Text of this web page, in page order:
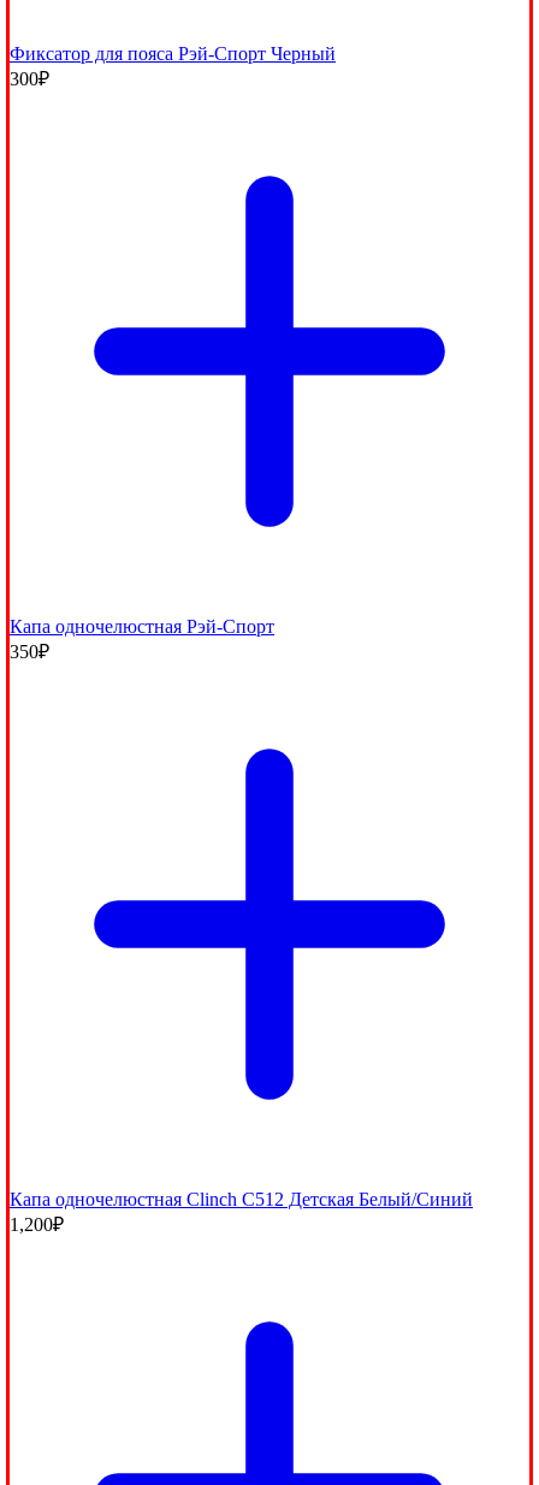
Фиксатор для пояса Рэй-Спорт Черный
300₽
Капа одночелюстная Рэй-Спорт
350₽
Капа одночелюстная Clinch C512 Детская Белый/Синий
1,200₽